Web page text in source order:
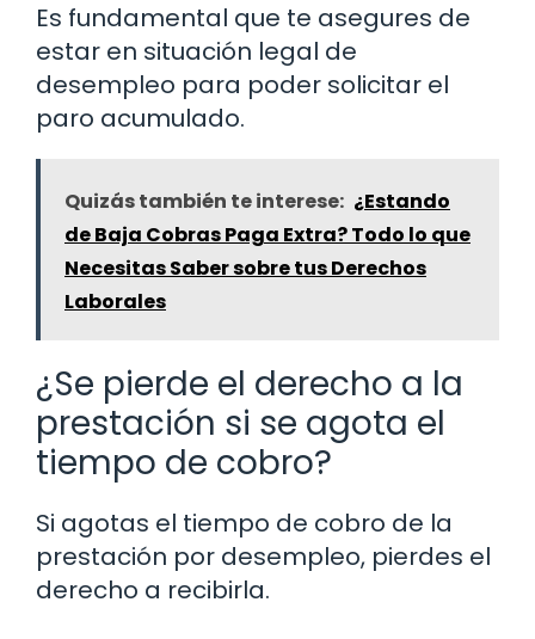
Es fundamental que te asegures de
estar en situación legal de
desempleo para poder solicitar el
paro acumulado.
Quizás también te interese: ¿Estando
de Baja Cobras Paga Extra? Todo lo que
Necesitas Saber sobre tus Derechos
Laborales
¿Se pierde el derecho a la
prestación si se agota el
tiempo de cobro?
Si agotas el tiempo de cobro de la
prestación por desempleo, pierdes el
derecho a recibirla.